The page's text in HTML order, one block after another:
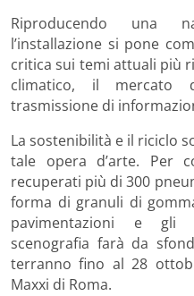
Riproducendo una
l’installazione si pone
critica sui temi attuali più
climatico, il mercato
trasmissione di
La sostenibilità e il riciclo
tale opera d’arte. Per
recuperati più di 300
forma di granuli di
pavimentazioni e gli
scenografia farà da
terranno fino al 28
Maxxi di Roma.